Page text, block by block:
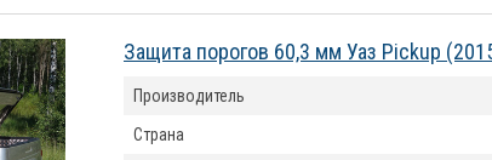
Защита порогов 60,3 мм Уаз Pickup
Производитель
Страна